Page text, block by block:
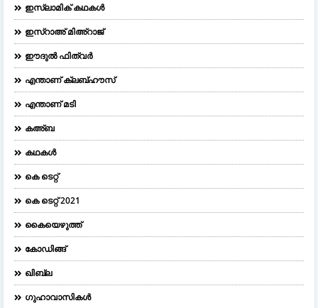
ഇസ്ലാമിക് കഥകൾ
ഇസ്റാഅ് മിഅ്റാജ്
ഈദുല്‍ ഫിത്വര്‍
എന്താണ് ക്ലബ്ഹൗസ്
എന്താണ് മടി
കഅ്ബ
കഥകൾ
കെ ടെറ്റ്
കെ ടെറ്റ് 2021
കൈയെഴുത്ത്
കോഡിങ്ങ്
ഖിബ്‌ല
ഗുഹാവാസികൾ